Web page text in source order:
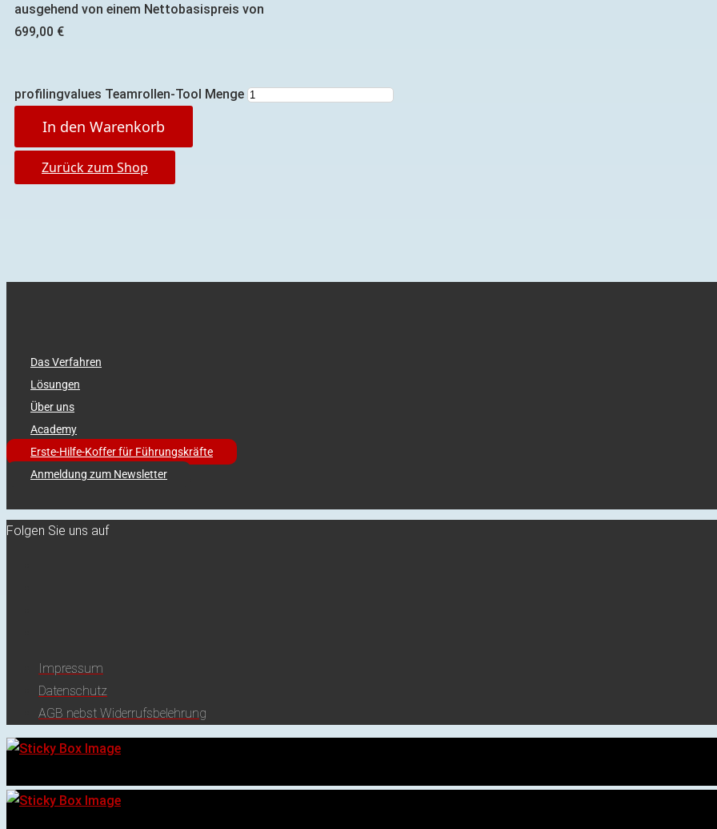
ausgehend von einem Nettobasispreis von
699,00 €
profilingvalues Teamrollen-Tool Menge
In den Warenkorb
Zurück zum Shop
Das Verfahren
Lösungen
Über uns
Academy
Erste-Hilfe-Koffer für Führungskräfte
Anmeldung zum Newsletter
Folgen Sie uns auf
Impressum
Datenschutz
AGB nebst Widerrufsbelehrung